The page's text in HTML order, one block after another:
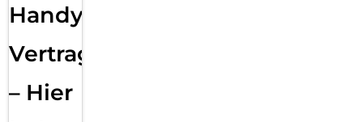
Handy
Vertragsabwicklung
– Hier